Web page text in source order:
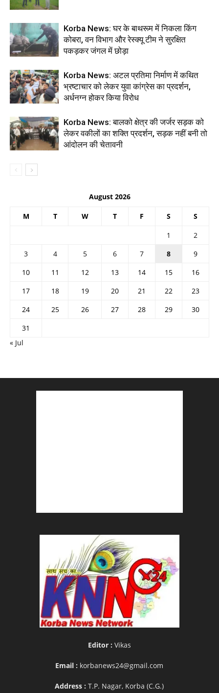
Korba News: घर के बाथरूम में निकला किंग
कोबरा, वन विभाग और रेस्क्यू टीम ने सुरक्षित
पकड़कर जंगल में छोड़ा
Korba News: अटल प्रतिमा निर्माण में कथित
भ्रष्टाचार को लेकर युवा कांग्रेस का प्रदर्शन,
अर्धनग्न होकर किया विरोध
Korba News: बालको क्षेत्र की जर्जर सड़क को
लेकर वकीलों का शक्ति प्रदर्शन, सड़क नहीं बनी तो
आंदोलन की चेतावनी
August 2026
M T W T F S S
1
2
3
4 5 6 7 8
9
10
11 12 13 14 15
16
17
18 19 20 21 22
23
24
25 26 27 28 29
30
31
« Jul
Editor : Vikas
Email : korbanews24@gmail.com
Address :T.P. Nagar, Korba (C.G.)